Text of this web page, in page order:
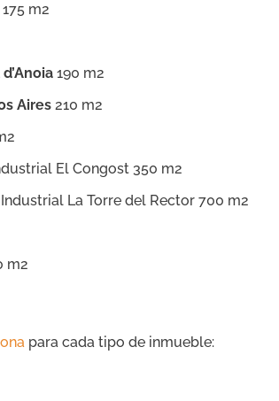
m2
190 m2
Aires 210 m2
El Congost 350 m2
La Torre del Rector 700 m2
m2
para cada tipo de inmueble: